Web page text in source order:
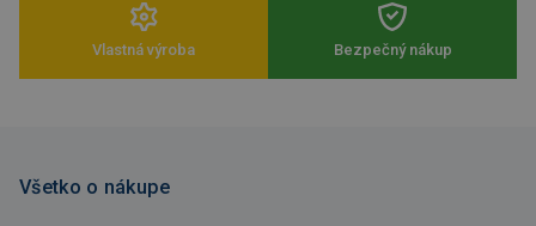
Vlastná výroba Bezpečný nákup
Všetko o nákupe